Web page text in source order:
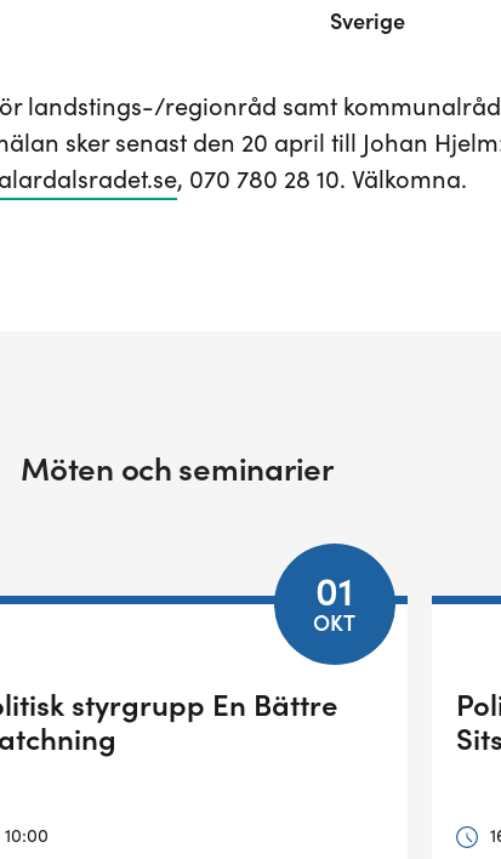
Sverige
landstings-/regionråd samt
sker senast den 20 april till Johan
, 070 780 28 10. Välkomna.
Möten och seminarier
01
OKT
styrgrupp En Bättre
10:00
Sits